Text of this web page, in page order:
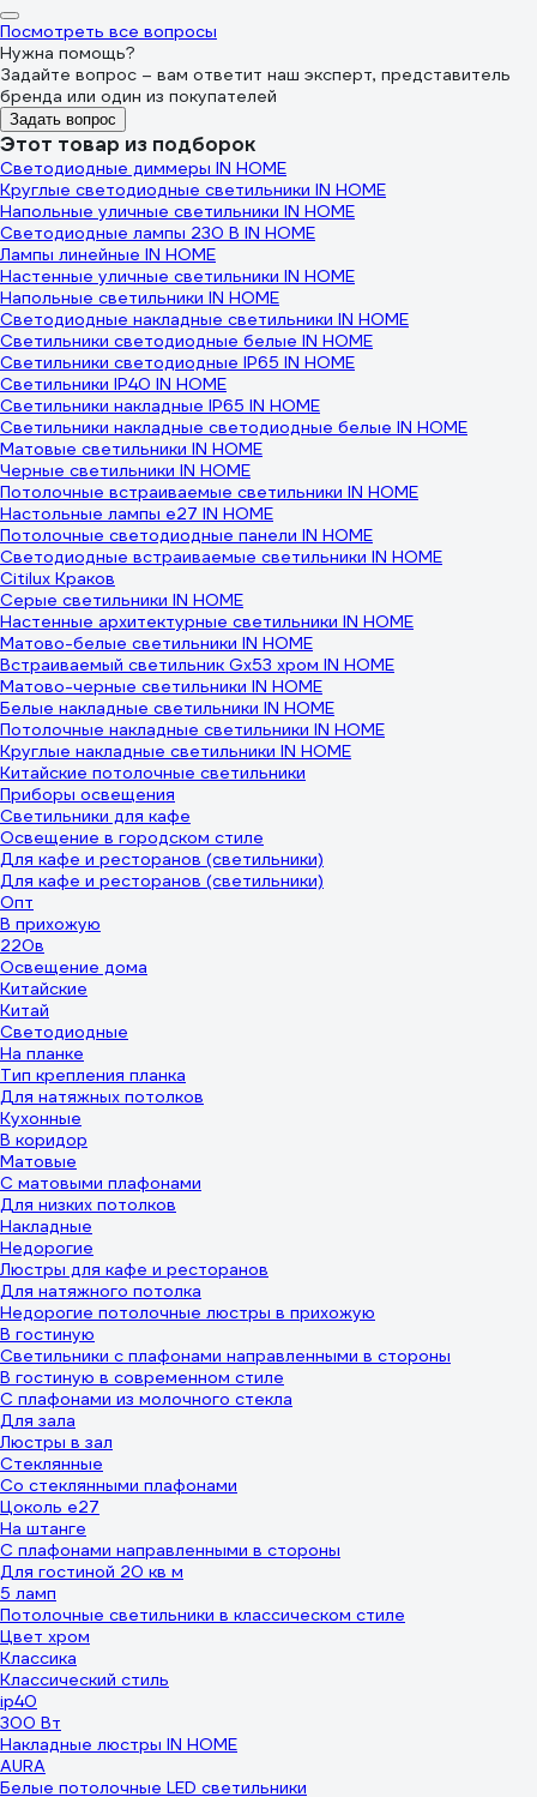
Посмотреть все вопросы
Нужна помощь?
Задайте вопрос – вам ответит наш эксперт, представитель
бренда или один из покупателей
Задать вопрос
Этот товар из подборок
Светодиодные диммеры IN HOME
Круглые светодиодные светильники IN HOME
Напольные уличные светильники IN HOME
Светодиодные лампы 230 В IN HOME
Лампы линейные IN HOME
Настенные уличные светильники IN HOME
Напольные светильники IN HOME
Светодиодные накладные светильники IN HOME
Светильники светодиодные белые IN HOME
Светильники светодиодные IP65 IN HOME
Светильники IP40 IN HOME
Светильники накладные IP65 IN HOME
Светильники накладные светодиодные белые IN HOME
Матовые светильники IN HOME
Черные светильники IN HOME
Потолочные встраиваемые светильники IN HOME
Настольные лампы e27 IN HOME
Потолочные светодиодные панели IN HOME
Светодиодные встраиваемые светильники IN HOME
Citilux Краков
Серые светильники IN HOME
Настенные архитектурные светильники IN HOME
Матово-белые светильники IN HOME
Встраиваемый светильник Gx53 хром IN HOME
Матово-черные светильники IN HOME
Белые накладные светильники IN HOME
Потолочные накладные светильники IN HOME
Круглые накладные светильники IN HOME
Китайские потолочные светильники
Приборы освещения
Светильники для кафе
Освещение в городском стиле
Для кафе и ресторанов (светильники)
Для кафе и ресторанов (светильники)
Опт
В прихожую
220в
Освещение дома
Китайские
Китай
Светодиодные
На планке
Тип крепления планка
Для натяжных потолков
Кухонные
В коридор
Матовые
С матовыми плафонами
Для низких потолков
Накладные
Недорогие
Люстры для кафе и ресторанов
Для натяжного потолка
Недорогие потолочные люстры в прихожую
В гостиную
Светильники с плафонами направленными в стороны
В гостиную в современном стиле
С плафонами из молочного стекла
Для зала
Люстры в зал
Стеклянные
Со стеклянными плафонами
Цоколь e27
На штанге
С плафонами направленными в стороны
Для гостиной 20 кв м
5 ламп
Потолочные светильники в классическом стиле
Цвет хром
Классика
Классический стиль
ip40
300 Вт
Накладные люстры IN HOME
AURA
Белые потолочные LED светильники